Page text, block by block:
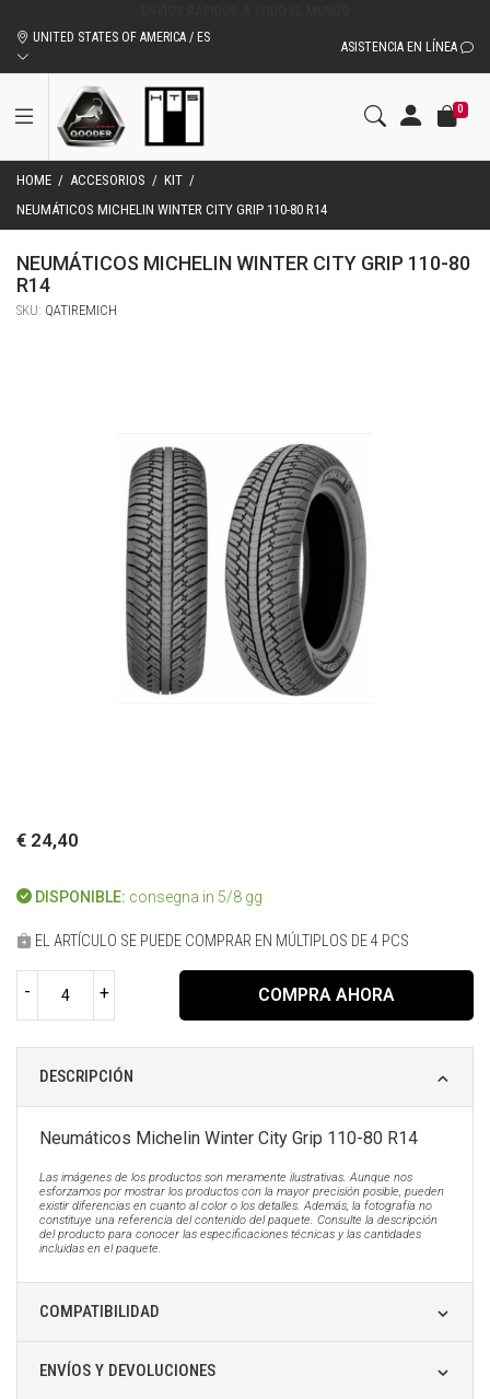
UNITED STATES OF AMERICA / ES
ASISTENCIA EN LÍNEA
0
HOME / ACCESORIOS / KIT /
NEUMÁTICOS MICHELIN WINTER CITY GRIP 110-80 R14
NEUMÁTICOS MICHELIN WINTER CITY GRIP 110-80
R14
SKU: QATIREMICH
€ 24,40
DISPONIBLE: consegna in 5/8 gg
EL ARTÍCULO SE PUEDE COMPRAR EN MÚLTIPLOS DE 4 PCS
- + COMPRA AHORA
DESCRIPCIÓN
Neumáticos Michelin Winter City Grip 110-80 R14
Las imágenes de los productos son meramente ilustrativas. Aunque nos
esforzamos por mostrar los productos con la mayor precisión posible, pueden
existir diferencias en cuanto al color o los detalles. Además, la fotografía no
constituye una referencia del contenido del paquete. Consulte la descripción
del producto para conocer las especificaciones técnicas y las cantidades
incluidas en el paquete.
COMPATIBILIDAD
ENVÍOS Y DEVOLUCIONES